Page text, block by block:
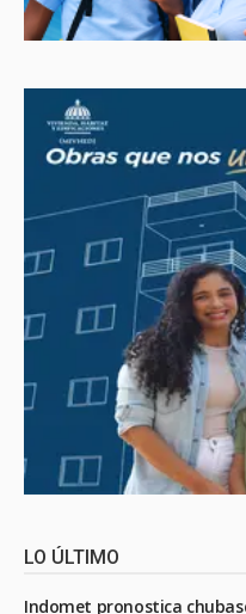
LO ÚLTIMO
Indomet pronostica